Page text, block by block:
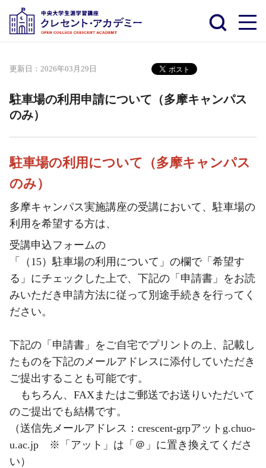
更新日： 2026年03月29日
駐車場の利用申請について（多摩キャンパス
のみ）
駐車場の利用について（多摩キャンパス
のみ）
多摩キャンパス実施講座の受講において、駐車場の
利用を希望する方は、
受講申込フォームの
「（15）駐車場の利用について」の欄で「希望す
る」にチェックした上で、下記の「申請書」をお読
みいただき申請方法に従って別途手続きを行ってく
ださい。
下記の「申請書」をご自宅でプリントの上、記載し
たものを下記のメールアドレスに添付していただき
ご提出することも可能です。
もちろん、FAXまたはご郵送でお送りいただいて
のご提出でも結構です。
（送信先メールアドレス：crescent-grpアットg.chuo-
u.ac.jp ※「アット」は「＠」に置き換えてくださ
い）